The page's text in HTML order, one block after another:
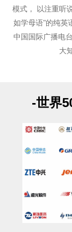
模式， 以注重听
如学母语"的纯英
中国国际广播电
大
-世界